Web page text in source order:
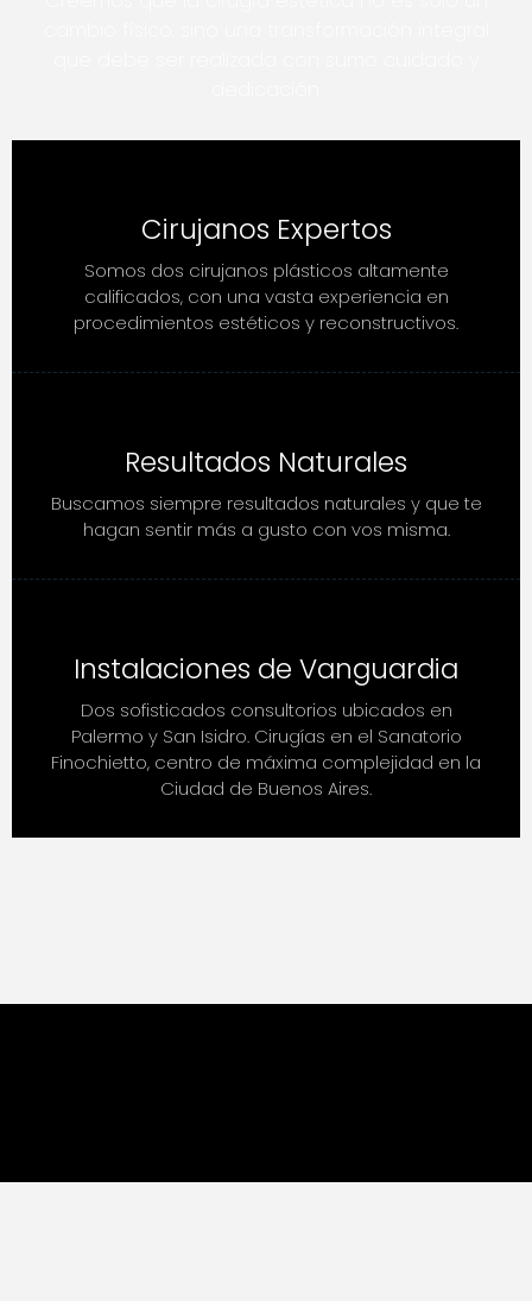
Cirujanos Expertos
Somos dos cirujanos plásticos altamente
calificados, con una vasta experiencia en
procedimientos estéticos y reconstructivos.
Resultados Naturales
Buscamos siempre resultados naturales y que te
hagan sentir más a gusto con vos misma.
Instalaciones de Vanguardia
Dos sofisticados consultorios ubicados en
Palermo y San Isidro. Cirugías en el Sanatorio
Finochietto, centro de máxima complejidad en la
Ciudad de Buenos Aires.